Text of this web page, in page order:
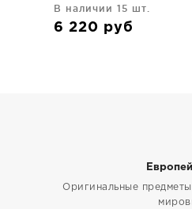
В наличии 15 шт.
6 220 руб
Оригинальные